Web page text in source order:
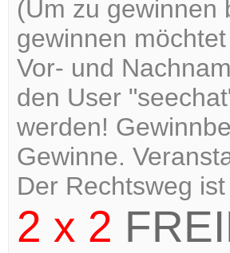
(Um zu gewinnen
gewinnen
Vor- und
den User
werden!
Gewinne.
Der Rechtsweg
2 x 2